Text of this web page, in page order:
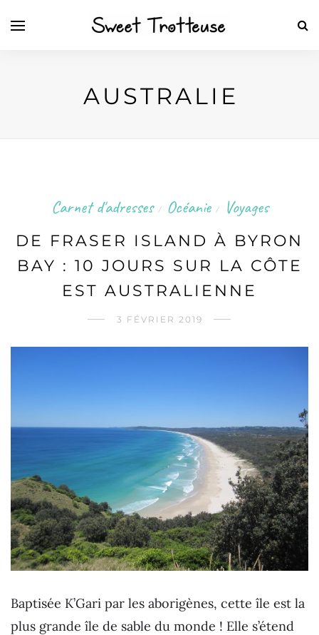
AUSTRALIE
Carnet d'adresses / Océanie / Voyages
DE FRASER ISLAND À BYRON
BAY : 10 JOURS SUR LA CÔTE
EST AUSTRALIENNE
3 FÉVRIER 2019
Baptisée K’Gari par les aborigènes, cette île est la
plus grande île de sable du monde ! Elle s’étend